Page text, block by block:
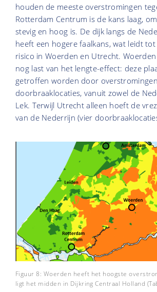
houden de meeste overstromingen
Rotterdam Centrum is de kans laag,
stevig en hoog is. De dijk langs de
heeft een hogere faalkans, wat leidt
risico in Woerden en Utrecht.
nog last van het lengte-effect: deze
getroffen worden door
doorbraaklocaties, vanuit zowel de
Lek. Terwijl Utrecht alleen hoeft de
van de Nederrijn (vier
Figuur 8: Woerden heeft het hoogste
ligt het midden in Dijkring Centraal Holland